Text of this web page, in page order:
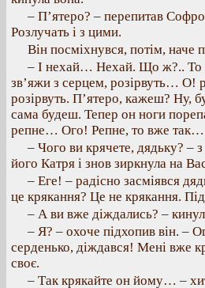
– П’ятеро? – перепитав
Розлучать і з цими.
Він посміхнувся, потім, наче
– І нехай… Нехай. Що ж?.. То
зв’яжи з серцем, розірвуть… О!
розірвуть. П’ятеро, кажеш? Ну,
сама будеш. Тепер он ноги
репне… Ого! Репне, то вже так…
– Чого ви крячете, дядьку? –
його Катря і знов зиркнула на
– Еге! – радісно засміявся
це крякання? Це не крякання.
– А ви вже діждались? –
– Я? – охоче підхопив він. –
серденько, діждався! Мені вже
своє.
– Так крякайте он йому… –